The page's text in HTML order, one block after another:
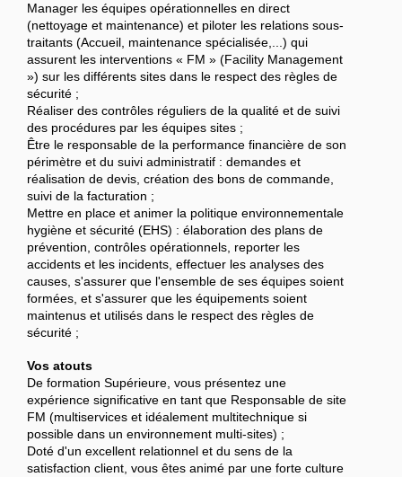
Manager les équipes opérationnelles en direct
(nettoyage et maintenance) et piloter les relations sous-
traitants (Accueil, maintenance spécialisée,...) qui
assurent les interventions « FM » (Facility Management
») sur les différents sites dans le respect des règles de
sécurité ;
Réaliser des contrôles réguliers de la qualité et de suivi
des procédures par les équipes sites ;
Être le responsable de la performance financière de son
périmètre et du suivi administratif : demandes et
réalisation de devis, création des bons de commande,
suivi de la facturation ;
Mettre en place et animer la politique environnementale
hygiène et sécurité (EHS) : élaboration des plans de
prévention, contrôles opérationnels, reporter les
accidents et les incidents, effectuer les analyses des
causes, s'assurer que l'ensemble de ses équipes soient
formées, et s'assurer que les équipements soient
maintenus et utilisés dans le respect des règles de
sécurité ;
Vos atouts
De formation Supérieure, vous présentez une
expérience significative en tant que Responsable de site
FM (multiservices et idéalement multitechnique si
possible dans un environnement multi-sites) ;
Doté d'un excellent relationnel et du sens de la
satisfaction client, vous êtes animé par une forte culture